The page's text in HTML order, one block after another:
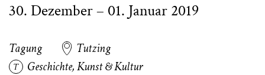
30. Dezember – 01. Januar 2019
Tagung
Tutzing
Geschichte,Kunst & Kultur